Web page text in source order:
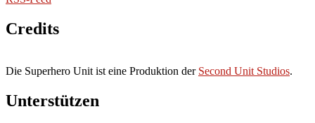
Credits
Die Superhero Unit ist eine Produktion der Second Unit Studios.
Unterstützen